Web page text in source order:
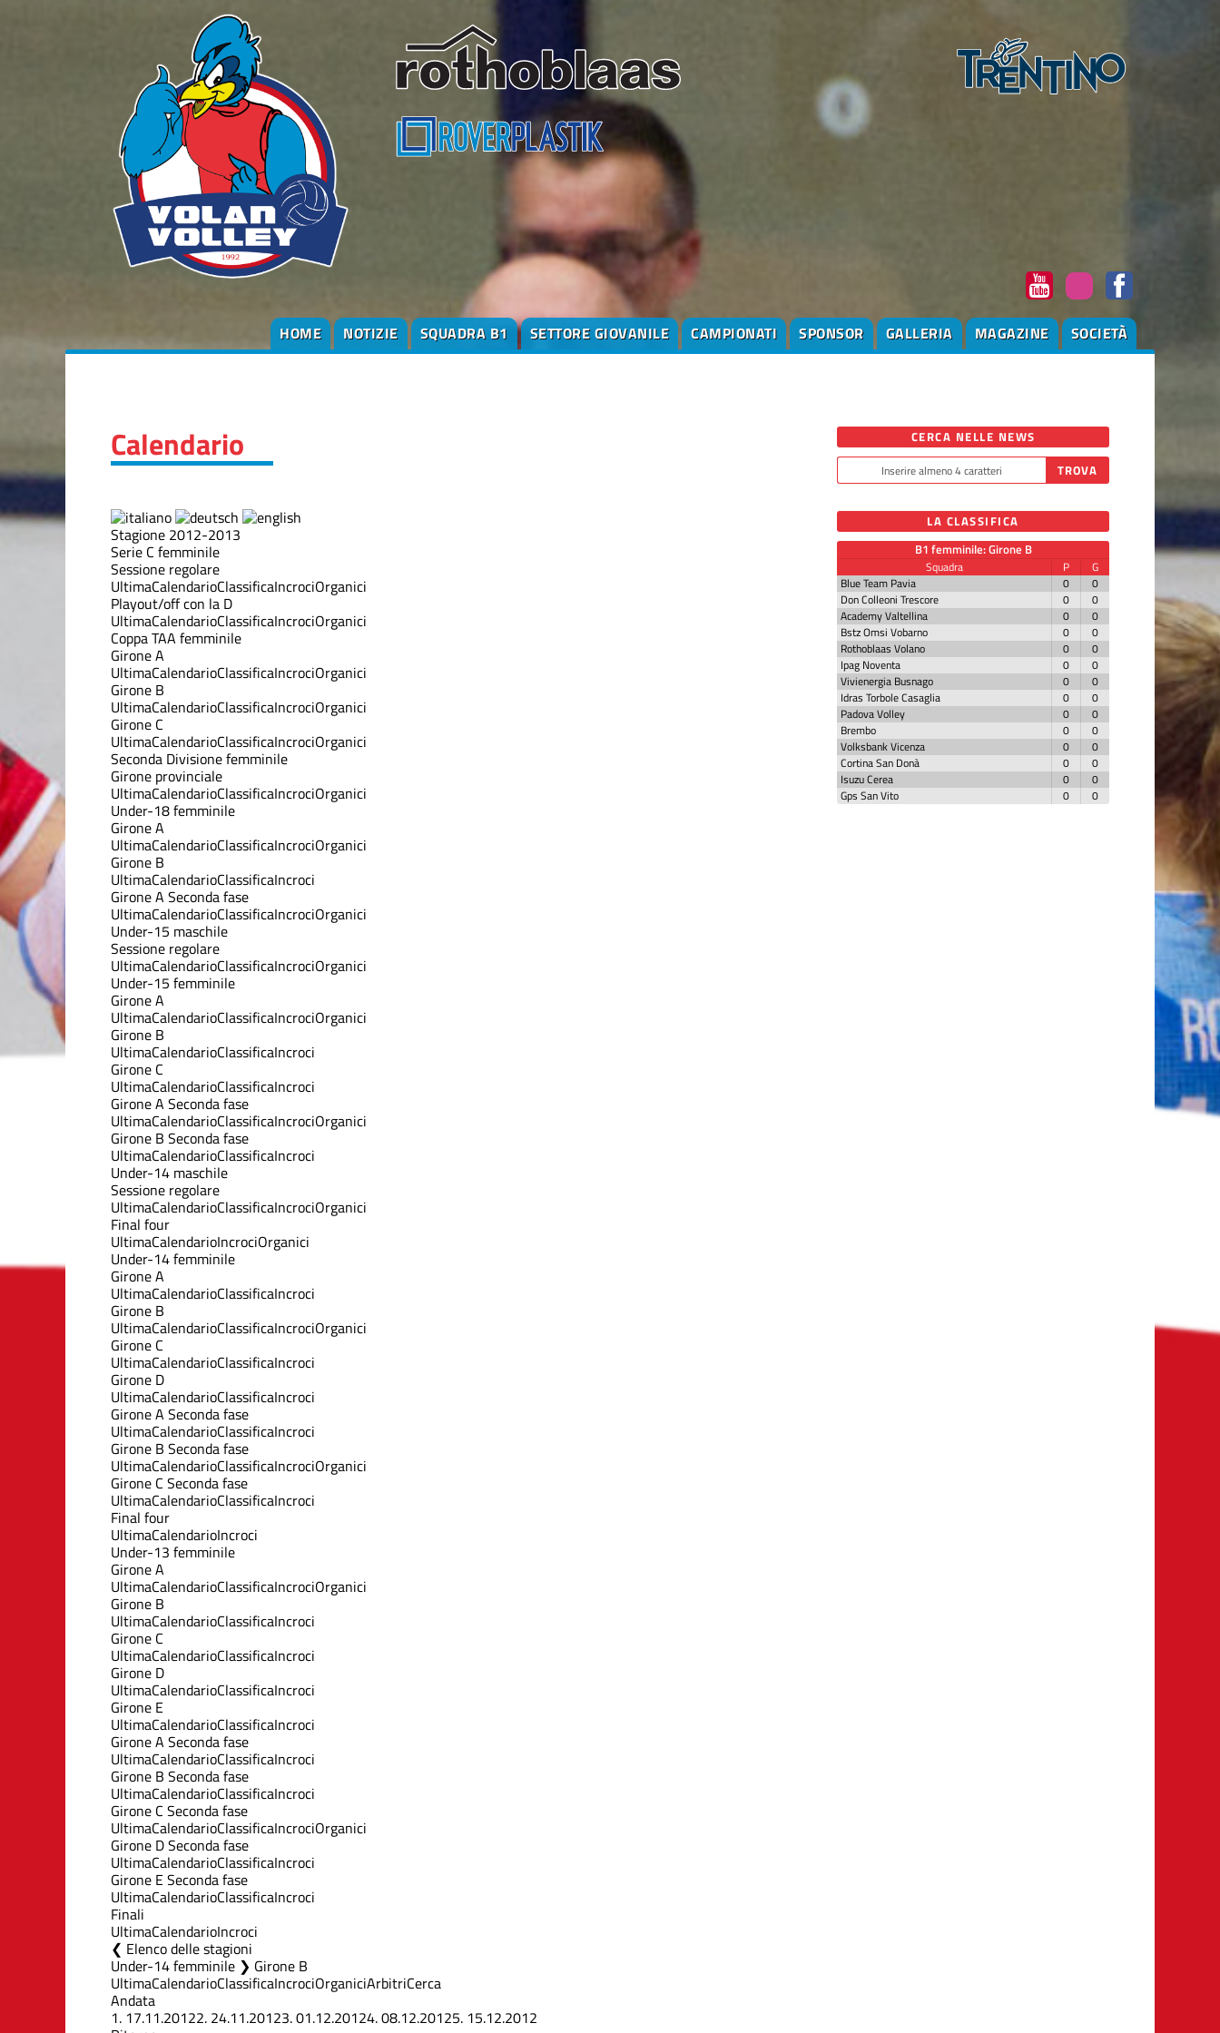
HOME NOTIZIE SQUADRA B1 SETTORE GIOVANILE CAMPIONATI SPONSOR GALLERIA MAGAZINE SOCIETÀ
Calendario
Stagione 2012-2013
Serie C femminile
Sessione regolare
UltimaCalendarioClassificaIncrociOrganici
Playout/off con la D
UltimaCalendarioClassificaIncrociOrganici
Coppa TAA femminile
Girone A
UltimaCalendarioClassificaIncrociOrganici
Girone B
UltimaCalendarioClassificaIncrociOrganici
Girone C
UltimaCalendarioClassificaIncrociOrganici
Seconda Divisione femminile
Girone provinciale
UltimaCalendarioClassificaIncrociOrganici
Under-18 femminile
Girone A
UltimaCalendarioClassificaIncrociOrganici
Girone B
UltimaCalendarioClassificaIncroci
Girone A Seconda fase
UltimaCalendarioClassificaIncrociOrganici
Under-15 maschile
Sessione regolare
UltimaCalendarioClassificaIncrociOrganici
Under-15 femminile
Girone A
UltimaCalendarioClassificaIncrociOrganici
Girone B
UltimaCalendarioClassificaIncroci
Girone C
UltimaCalendarioClassificaIncroci
Girone A Seconda fase
UltimaCalendarioClassificaIncrociOrganici
Girone B Seconda fase
UltimaCalendarioClassificaIncroci
Under-14 maschile
Sessione regolare
UltimaCalendarioClassificaIncrociOrganici
Final four
UltimaCalendarioIncrociOrganici
Under-14 femminile
Girone A
UltimaCalendarioClassificaIncroci
Girone B
UltimaCalendarioClassificaIncrociOrganici
Girone C
UltimaCalendarioClassificaIncroci
Girone D
UltimaCalendarioClassificaIncroci
Girone A Seconda fase
UltimaCalendarioClassificaIncroci
Girone B Seconda fase
UltimaCalendarioClassificaIncrociOrganici
Girone C Seconda fase
UltimaCalendarioClassificaIncroci
Final four
UltimaCalendarioIncroci
Under-13 femminile
Girone A
UltimaCalendarioClassificaIncrociOrganici
Girone B
UltimaCalendarioClassificaIncroci
Girone C
UltimaCalendarioClassificaIncroci
Girone D
UltimaCalendarioClassificaIncroci
Girone E
UltimaCalendarioClassificaIncroci
Girone A Seconda fase
UltimaCalendarioClassificaIncroci
Girone B Seconda fase
UltimaCalendarioClassificaIncroci
Girone C Seconda fase
UltimaCalendarioClassificaIncrociOrganici
Girone D Seconda fase
UltimaCalendarioClassificaIncroci
Girone E Seconda fase
UltimaCalendarioClassificaIncroci
Finali
UltimaCalendarioIncroci
Elenco delle stagioni
Under-14 femminile ❯ Girone B
UltimaCalendarioClassificaIncrociOrganiciArbitriCerca
Andata
1. 17.11.20122. 24.11.20123.01.12.20124.08.12.20125. 15.12.2012
CERCA NELLE NEWS
LA CLASSIFICA
B1 femminile: Girone B
Squadra P
G
Blue Team Pavia
0
0
Don Colleoni Trescore
0
0
Academy Valtellina
0
0
Bstz Omsi Vobarno
0
0
Rothoblaas Volano
0
0
Ipag Noventa
0
0
Vivienergia Busnago
0
0
Idras Torbole Casaglia
0
0
Padova Volley
0
0
Brembo
0
0
Volksbank Vicenza
0
0
Cortina San Donà
0
0
Isuzu Cerea
0
0
Gps San Vito
0 0